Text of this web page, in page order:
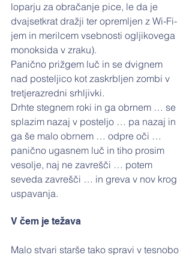
loparju za obračanje pice, le da je
dvajsetkrat dražji ter opremljen z Wi-Fi-
jem in merilcem vsebnosti ogljikovega
monoksida v zraku).
Panično prižgem luč in se dvignem
nad posteljico kot zaskrbljen zombi v
tretjerazredni srhljivki.
Drhte stegnem roki in ga obrnem … se
splazim nazaj v posteljo … pa nazaj in
ga še malo obrnem … odpre oči …
panično ugasnem luč in tiho prosim
vesolje, naj ne zavrešči … potem
seveda zavrešči … in greva v nov krog
uspavanja.
V čem je težava
Malo stvari starše tako spravi v tesnobo